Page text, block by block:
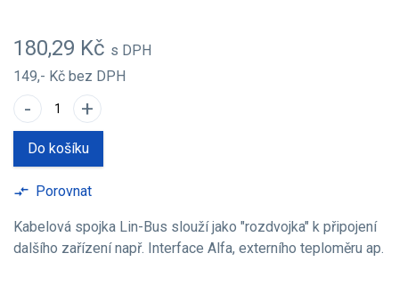
180,29 Kč s DPH
149,- Kč bez DPH
- +
Do košíku
compare_arrows Porovnat
Kabelová spojka Lin-Bus slouží jako "rozdvojka" k připojení
dalšího zařízení např. Interface Alfa, externího teploměru ap.